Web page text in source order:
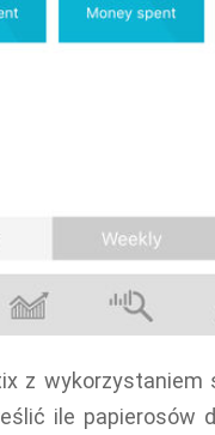
z
ile papierosów